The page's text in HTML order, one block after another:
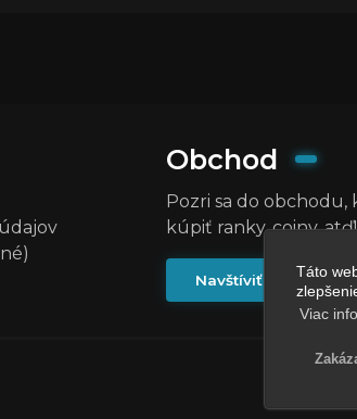
Táto
Viac
Obchod
Pozri sa do obchodu,
kúpiť ranky, coiny, atď!
Navštíviť obchod